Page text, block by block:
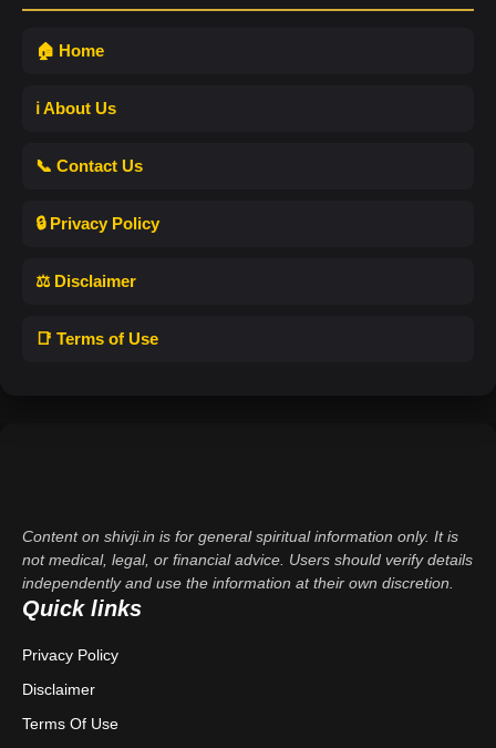
🏠 Home
ℹ️ About Us
📞 Contact Us
🔒 Privacy Policy
⚖️ Disclaimer
📑 Terms of Use
Content on shivji.in is for general spiritual information only. It is
not medical, legal, or financial advice. Users should verify details
independently and use the information at their own discretion.
Quick links
Privacy Policy
Disclaimer
Terms Of Use